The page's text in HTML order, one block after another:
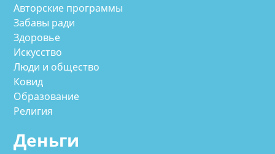
Авторские программы
Забавы ради
Здоровье
Искусство
Люди и общество
Ковид
Образование
Религия
Деньги